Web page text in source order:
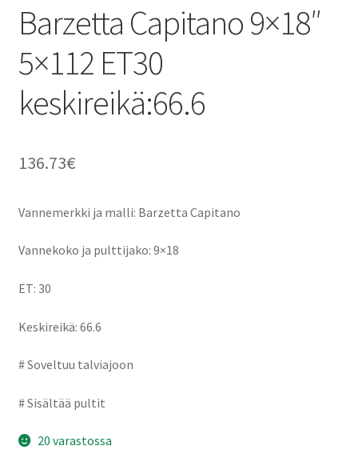
Barzetta Capitano 9×18″
5×112 ET30
keskireikä:66.6
136.73€
Vannemerkki ja malli: Barzetta Capitano
Vannekoko ja pulttijako: 9×18
ET: 30
Keskireikä: 66.6
# Soveltuu talviajoon
# Sisältää pultit
20 varastossa